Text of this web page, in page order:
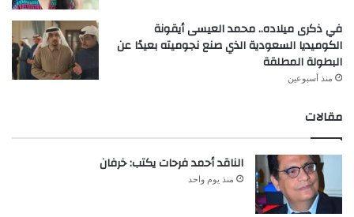
في ذكرى ميلاده.. محمد العيسى أيقونة
الكوميديا السعودية الذي صنع نجوميته بعيدًا عن
البطولة المطلقة
منذ أسبوعين
مقالات
الناقد أحمد فرحات يكتب: خرفان
منذ يوم واحد